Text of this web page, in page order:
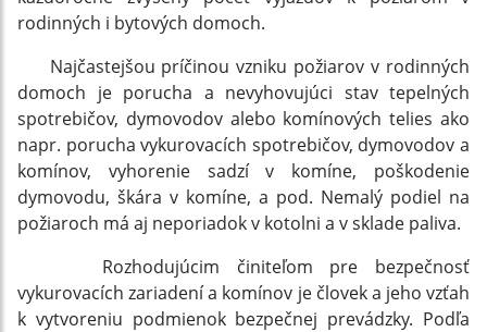
rodinných i bytových domoch.
Najčastejšou príčinou vzniku požiarov v rodinných
domoch je porucha a nevyhovujúci stav tepelných
spotrebičov, dymovodov alebo komínových telies ako
napr. porucha vykurovacích spotrebičov, dymovodov a
komínov, vyhorenie sadzí v komíne, poškodenie
dymovodu, škára v komíne, a pod. Nemalý podiel na
požiaroch má aj neporiadok v kotolni a v sklade paliva.
Rozhodujúcim činiteľom pre bezpečnosť
vykurovacích zariadení a komínov je človek a jeho vzťah
k vytvoreniu podmienok bezpečnej prevádzky. Podľa